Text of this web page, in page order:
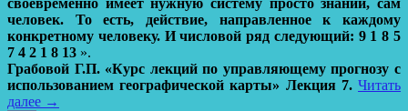
своевременно имеет нужную систему просто знаний, сам
человек.
То есть, действие, направленное к каждому
конкретному человеку. И числовой ряд следующий: 9 1 8 5
7 4 2 1 8 13 ».
Грабовой Г.П. «Курс лекций по управляющему прогнозу с
использованием географической карты» Лекция 7. Читать
далее →